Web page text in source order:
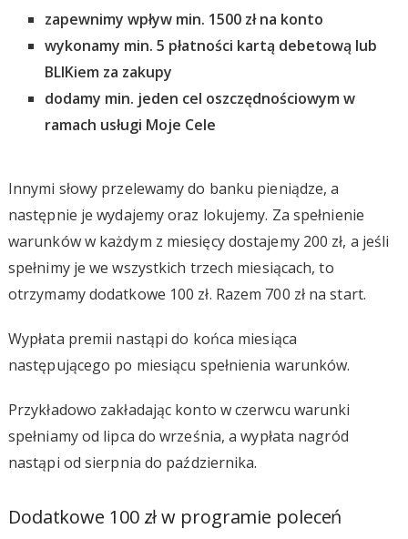
zapewnimy wpływ min. 1500 zł na konto
wykonamy min. 5 płatności kartą debetową lub
BLIKiem za zakupy
dodamy min. jeden cel oszczędnościowym w
ramach usługi Moje Cele
Innymi słowy przelewamy do banku pieniądze, a
następnie je wydajemy oraz lokujemy. Za spełnienie
warunków w każdym z miesięcy dostajemy 200 zł, a jeśli
spełnimy je we wszystkich trzech miesiącach, to
otrzymamy dodatkowe 100 zł. Razem 700 zł na start.
Wypłata premii nastąpi do końca miesiąca
następującego po miesiącu spełnienia warunków.
Przykładowo zakładając konto w czerwcu warunki
spełniamy od lipca do września, a wypłata nagród
nastąpi od sierpnia do października.
Dodatkowe 100 zł w programie poleceń